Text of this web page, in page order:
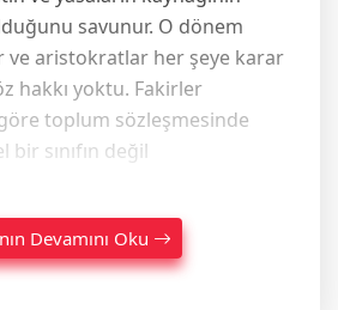
savunur. O dönem
ve aristokratlar her şeye karar
hakkı yoktu. Fakirler
toplum sözleşmesinde
sınıfın değil
Devamını Oku